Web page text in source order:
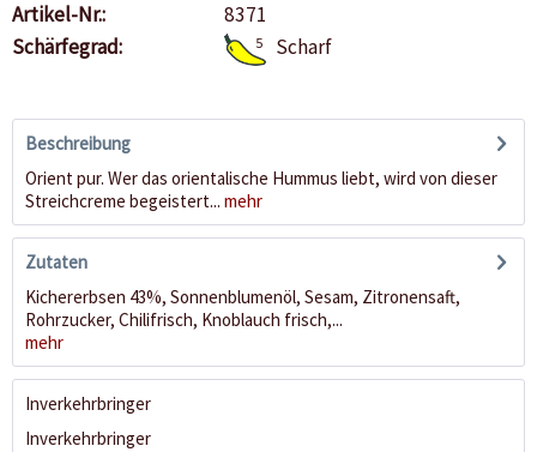
Artikel-Nr.:
8371
Schärfegrad:
5 Scharf
Beschreibung
Orient pur. Wer das orientalische Hummus liebt, wird von dieser
Streichcreme begeistert... mehr
Zutaten
Kichererbsen 43%, Sonnenblumenöl, Sesam, Zitronensaft,
Rohrzucker, Chilifrisch, Knoblauch frisch,...
mehr
Inverkehrbringer
Inverkehrbringer